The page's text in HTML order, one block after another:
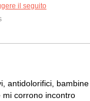
il seguito
antidolorifici, bambine
mi corrono incontro